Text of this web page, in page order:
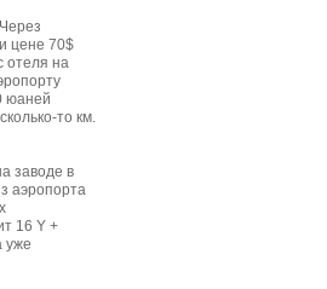
цене 70$
отеля на
юаней
то км.
заводе в
аэропорта
16 Y +
уже